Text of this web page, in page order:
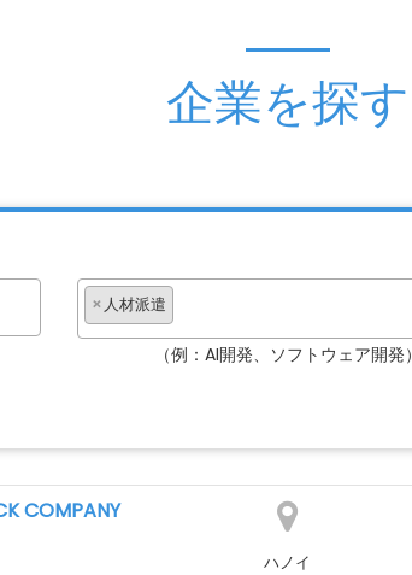
企業を探す
× 人材派遣
（例：AI開発、ソフトウェア開発）
COMPANY
ハノイ